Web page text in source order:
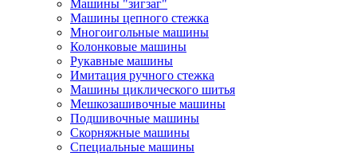
Машины "зигзаг"
Машины цепного стежка
Многоигольные машины
Колонковые машины
Рукавные машины
Имитация ручного стежка
Машины циклического шитья
Мешкозашивочные машины
Подшивочные машины
Скорняжные машины
Специальные машины